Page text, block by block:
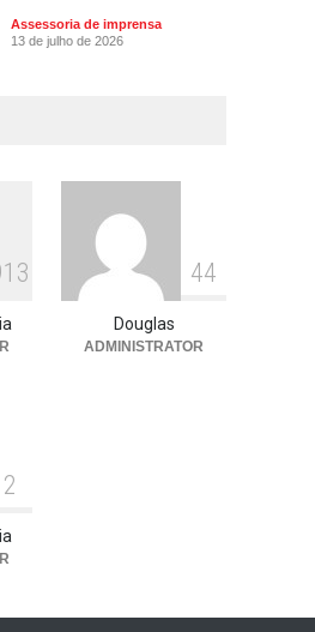
Assessoria de imprensa
13 de julho de 2026
13 de julho de 2026
44
Douglas
ADMINISTRATOR
2